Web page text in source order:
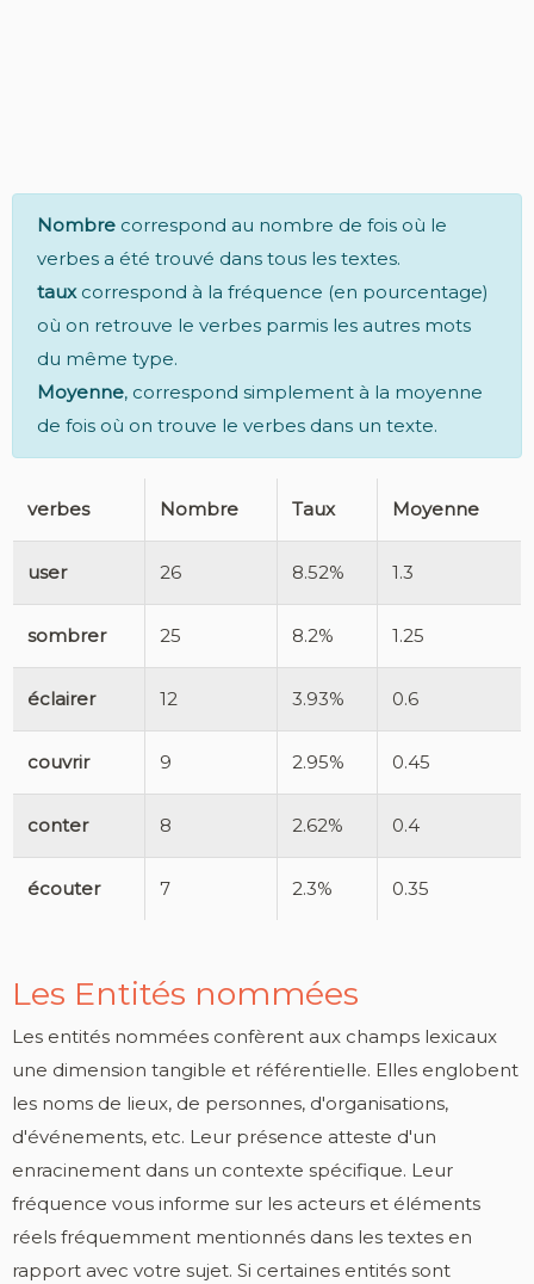
Nombre correspond au nombre de fois où le
verbes a été trouvé dans tous les textes.
tauxcorrespond à la fréquence (en pourcentage)
où on retrouve le verbes parmis les autres mots
du même type.
Moyenne, correspond simplement à la moyenne
de fois où on trouve le verbes dans un texte.
verbes Nombre Taux Moyenne
user 26 8.52% 1.3
sombrer 25 8.2% 1.25
éclairer 12 3.93% 0.6
couvrir 9 2.95% 0.45
conter 8 2.62% 0.4
écouter 7 2.3% 0.35
Les Entités nommées
Les entités nommées confèrent aux champs lexicaux
une dimension tangible et référentielle. Elles englobent
les noms de lieux, de personnes, d'organisations,
d'événements, etc. Leur présence atteste d'un
enracinement dans un contexte spécifique. Leur
fréquence vous informe sur les acteurs et éléments
réels fréquemment mentionnés dans les textes en
rapport avec votre sujet. Si certaines entités sont